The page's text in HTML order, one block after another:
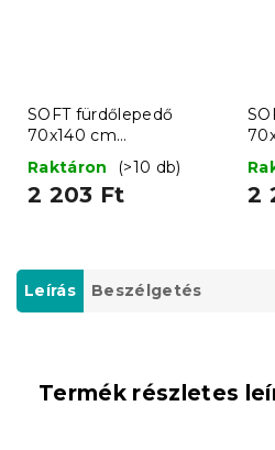
SOFT fürdőlepedő
70x140 cm
világosszürke, 100%
pamut
Raktáron (>10 db)
2 203 Ft 2
Leírás Beszélgetés
Termék részletes